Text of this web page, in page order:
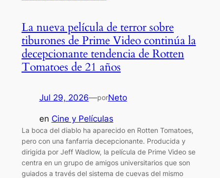
La nueva película de terror sobre
tiburones de Prime Video continúa la
decepcionante tendencia de Rotten
Tomatoes de 21 años
Jul 29, 2026—porNeto
en Cine y Películas
La boca del diablo ha aparecido en Rotten Tomatoes,
pero con una fanfarria decepcionante. Producida y
dirigida por Jeff Wadlow, la película de Prime Video se
centra en un grupo de amigos universitarios que son
guiados a través del sistema de cuevas del mismo